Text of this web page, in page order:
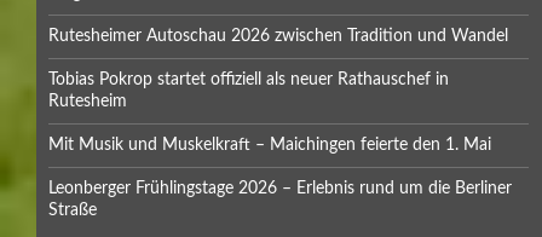
Rutesheimer Autoschau 2026 zwischen Tradition und Wandel
Tobias Pokrop startet offiziell als neuer Rathauschef in
Rutesheim
Mit Musik und Muskelkraft – Maichingen feierte den 1. Mai
Leonberger Frühlingstage 2026 – Erlebnis rund um die Berliner
Straße